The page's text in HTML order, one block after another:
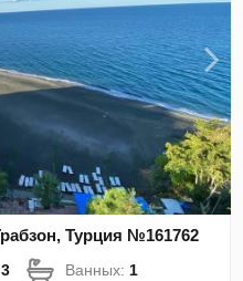
Турция №161762
3 Ванных:1